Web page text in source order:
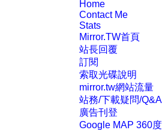
Home
Contact Me
Stats
Mirror.TW首頁
站長回覆
訂閱
索取光碟說明
mirror.tw網站流量
站務/下載疑問/Q&A
廣告刊登
Google MAP 360